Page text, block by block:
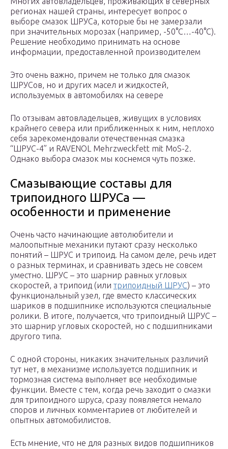
регионах нашей страны, интересует вопрос о
выборе смазок ШРУСа, которые бы не замерзали
при значительных морозах (например, -50°С…-40°С).
Решение необходимо принимать на основе
информации, предоставленной производителем
Это очень важно, причем не только для смазок
ШРУСов, но и других масел и жидкостей,
используемых в автомобилях на севере
По отзывам автовладельцев, живущих в условиях
крайнего севера или приближенных к ним, неплохо
себя зарекомендовали отечественная смазка
“ШРУС-4” и RAVENOL Mehrzweckfett mit MoS-2.
Однако выбора смазок мы коснемся чуть позже.
Смазывающие составы для
трипоидного ШРУСа —
особенности и применение
Очень часто начинающие автолюбители и
малоопытные механики путают сразу несколько
понятий – ШРУС и трипоид. На самом деле, речь идет
о разных терминах, и сравнивать здесь не совсем
уместно. ШРУС – это шарнир равных угловых
скоростей, а трипоид (или трипоидный ШРУС) – это
функциональный узел, где вместо классических
шариков в подшипнике используются специальные
ролики. В итоге, получается, что трипоидный ШРУС –
это шарнир угловых скоростей, но с подшипниками
другого типа.
С одной стороны, никаких значительных различий
тут нет, в механизме используется подшипник и
тормозная система выполняет все необходимые
функции. Вместе с тем, когда речь заходит о смазки
для трипоидного шруса, сразу появляется немало
споров и личных комментариев от любителей и
опытных автомобилистов.
Есть мнение, что не для разных видов подшипников